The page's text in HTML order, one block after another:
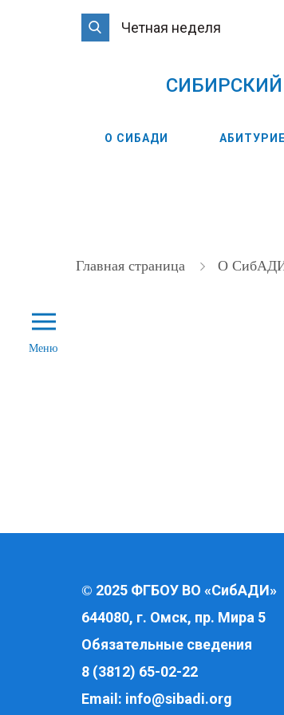
Четная неделя
О СИБАДИ
Главная страница О
Меню
© 2025 ФГБОУ ВО «СибАДИ»
644080, г. Омск, пр. Мира 5
Обязательные сведения
8 (3812) 65-02-22
Email: info@sibadi.org